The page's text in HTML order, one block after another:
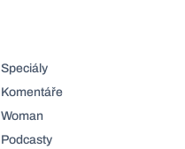
Speciály
Komentáře
Woman
Podcasty